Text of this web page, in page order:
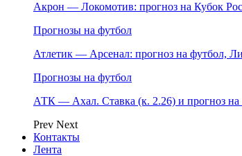
Акрон — Локомотив: прогноз на Кубок
Прогнозы на футбол
Атлетик — Арсенал: прогноз на футбол,
Прогнозы на футбол
АТК — Ахал. Ставка (к. 2.26) и прогноз на
Prev Next
Контакты
Лента